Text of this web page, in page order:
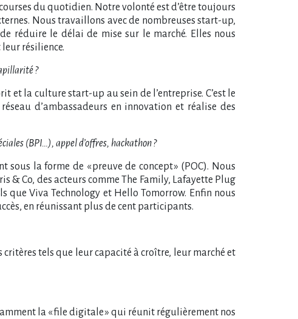
du quotidien. Notre volonté est d’être toujours
Nous travaillons avec de nombreuses start-up,
réduire le délai de mise sur le marché. Elles nous
résilience.
?
et la culture start-up au sein de l’entreprise. C’est le
d’ambassadeurs en innovation et réalise des
(BPI…), appel d’offres, hackathon ?
la forme de « preuve de concept » (POC). Nous
& Co, des acteurs comme The Family, Lafayette Plug
que Viva Technology et Hello Tomorrow. Enfin nous
en réunissant plus de cent participants.
tels que leur capacité à croître, leur marché et
la « file digitale » qui réunit régulièrement nos